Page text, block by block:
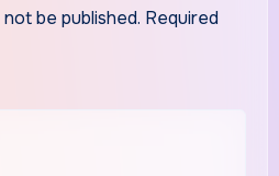
be published. Required